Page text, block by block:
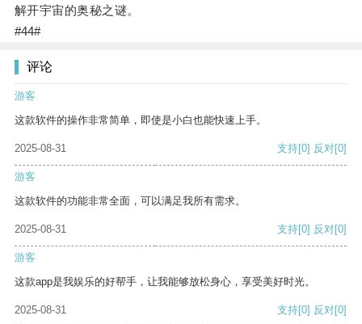
解开宇宙的奥秘之谜。
#44#
评论
游客
这款软件的操作非常简单，即使是小白也能快速上手。
2025-08-31 支持[0] 反对[0]
游客
这款软件的功能非常全面，可以满足我所有需求。
2025-08-31 支持[0] 反对[0]
游客
这款app是我娱乐的好帮手，让我能够放松身心，享受美好时光。
2025-08-31 支持[0] 反对[0]